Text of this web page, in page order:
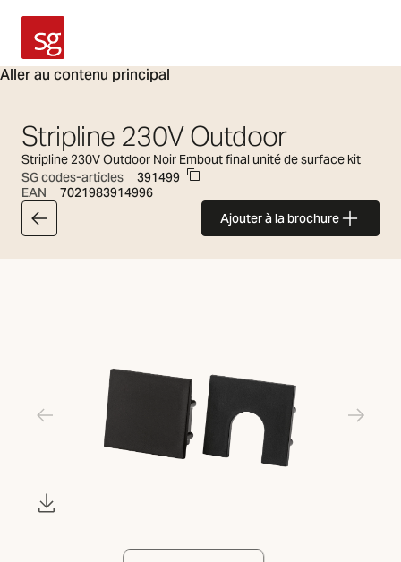
Aller au contenu principal
SG Armaturen
Stripline 230V Outdoor
Stripline 230V Outdoor Noir Embout final unité de surface kit
SG codes-articles
391499
EAN
7021983914996
Retour à l'article Ajouter à la brochure